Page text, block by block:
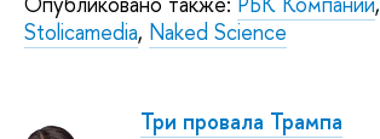
Stolicamedia, Naked Science
Три провала Трампа